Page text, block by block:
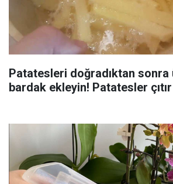
Patatesleri doğradıktan sonra
bardak ekleyin! Patatesler çıtır